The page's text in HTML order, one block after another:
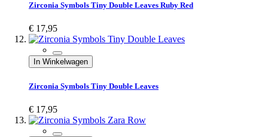
Zirconia Symbols Tiny Double Leaves Ruby Red
€ 17,95
In Winkelwagen
Zirconia Symbols Tiny Double Leaves
€ 17,95